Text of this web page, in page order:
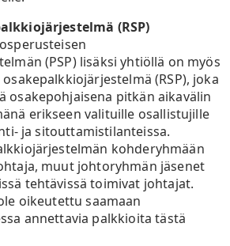
(RSP)
(PSP) lisäksi yhtiöllä on myös
(RSP), joka
osakepohjaisena pitkän aikavälin
erikseen valituille osallistujille
ja sitouttamistilanteissa.
kohderyhmään
muut johtoryhmän jäsenet
tehtävissä toimivat johtajat.
oikeutettu saamaan
annettavia palkkioita tästä